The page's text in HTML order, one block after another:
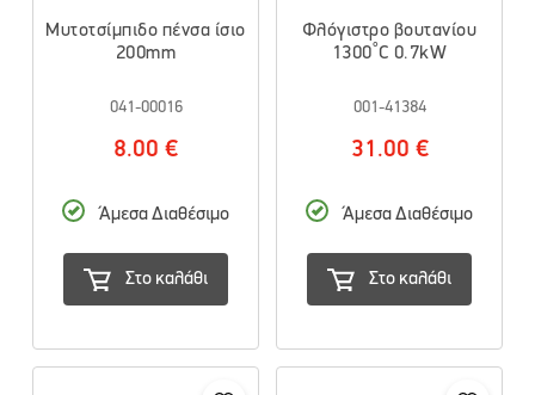
Μυτοτσίμπιδο πένσα ίσιο
200mm
041-00016
8.00 €
Άμεσα Διαθέσιμο
Στο καλάθι
Φλόγιστρο βουτανίου
1300˚C 0.7kW
001-41384
31.00 €
Άμεσα Διαθέσιμο
Στο καλάθι